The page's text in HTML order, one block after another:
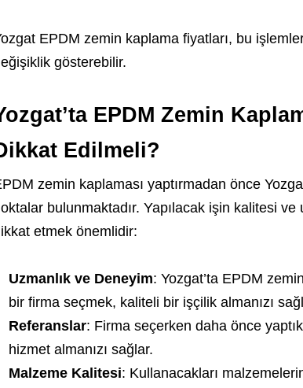
EPDM zemin kaplama fiyatları, bu
gösterebilir.
EPDM Zemin
Edilmeli?
zemin kaplaması yaptırmadan önce
bulunmaktadır. Yapılacak işin kalitesi
etmek önemlidir:
Uzmanlık ve Deneyim: Yozgat’ta EPDM
bir firma seçmek, kaliteli bir işçilik almanızı
Referanslar: Firma seçerken daha önce
hizmet almanızı sağlar.
Malzeme Kalitesi: Kullanacakları